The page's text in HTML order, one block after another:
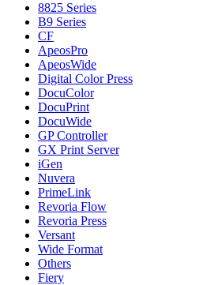
8825 Series
B9 Series
CF
ApeosPro
ApeosWide
Digital Color Press
DocuColor
DocuPrint
DocuWide
GP Controller
GX Print Server
iGen
Nuvera
PrimeLink
Revoria Flow
Revoria Press
Versant
Wide Format
Others
Fiery